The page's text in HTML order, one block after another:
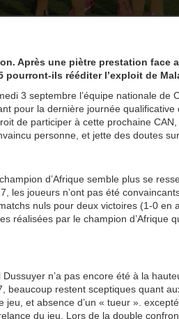
Après une piètre prestation face
pourront-ils rééditer l’exploit de
3 septembre l’équipe nationale de
pour la dernière journée qualificative
de participer à cette prochaine CAN,
personne, et jette des doutes
d’Afrique semble plus se
les joueurs n’ont pas été
nuls pour deux victoires (1-0 en
réalisées par le champion d’Afrique
n’a pas encore été à la
beaucoup restent sceptiques quant
et absence d’un « tueur ».
du jeu. Lors de la double